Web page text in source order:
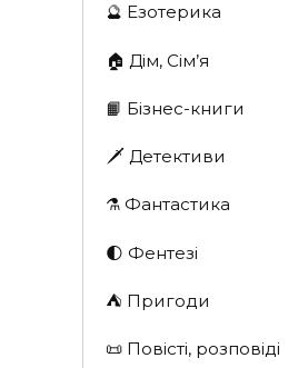
🔮 Езотерика
🏠 Дім, Сім’я
📙 Бізнес-книги
🗡 Детективи
⚗️ Фантастика
🌓 Фентезі
⛺️ Пригоди
📜 Повісті, розповіді